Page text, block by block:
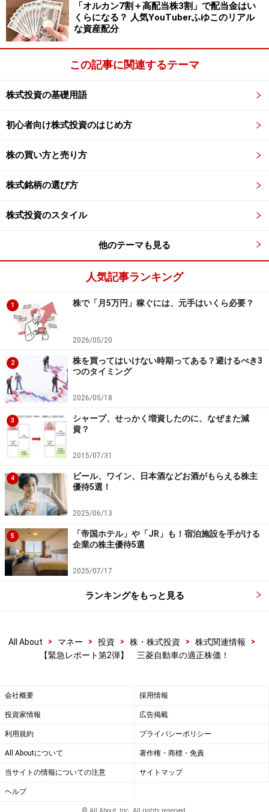
「オルカン7割＋高配当株3割」で配当金はい
くらになる？ 人気YouTuberふゆこのリアル
な資産配分
この記事に関連するテーマ
株式投資の基礎用語
初心者向け株式投資のはじめ方
株の買い方と売り方
株式銘柄の選び方
株式投資のスタイル
他のテーマも見る
人気記事ランキング
1 株で「月5万円」稼ぐには、元手はいくら必要？
2026/05/20
2
株を買ってはいけない時期ってある？避けるべき3
つのタイミング
2026/05/18
3
シャープ、せっかく増資したのに、なぜまた減
資？
2015/07/31
4
ビール、ワイン、日本酒などお酒がもらえる株主
優待5選！
2025/06/13
5
「帝国ホテル」や「JR」も！宿泊施設を手がける
企業の株主優待5選
2025/07/17
ランキングをもっと見る
All About > マネー > 投資 > 株・株式投資 > 株式関連情報
>
【緊急レポート第2弾】 三菱自動車の適正株価！
会社概要 採用情報
投資家情報 広告掲載
利用規約 プライバシーポリシー
All Aboutについて 著作権・商標・免責
当サイトの情報についての注意 サイトマップ
ヘルプ